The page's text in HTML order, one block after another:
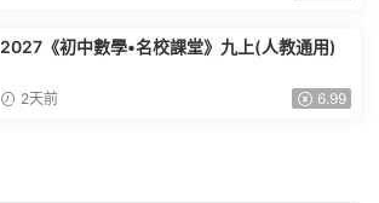
2027《初中數學•名校課堂》九上(人教通用)
2天前 6.99